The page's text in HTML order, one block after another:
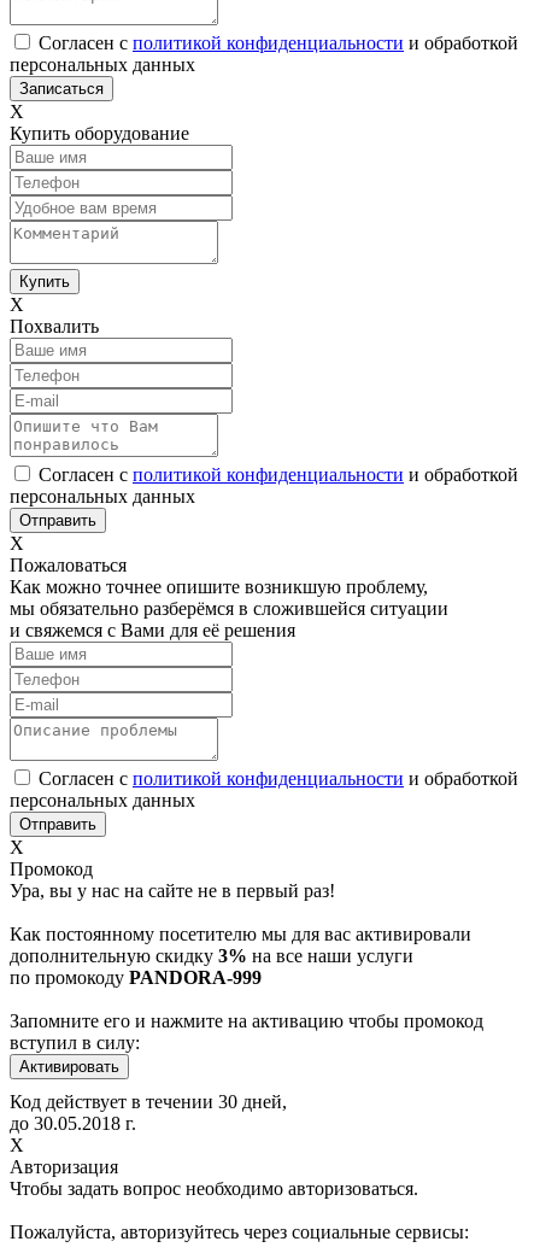
Согласен с политикой конфиденциальности и обработкой
персональных данных
Х
Купить оборудование
Х
Похвалить
Согласен с политикой конфиденциальности и обработкой
персональных данных
Х
Пожаловаться
Как можно точнее опишите возникшую проблему,
мы обязательно разберёмся в сложившейся ситуации
и свяжемся с Вами для её решения
Согласен с политикой конфиденциальности и обработкой
персональных данных
Х
Промокод
Ура, вы у нас на сайте не в первый раз!
Как постоянному посетителю мы для вас активировали
дополнительную скидку 3% на все наши услуги
по промокоду PANDORA-999
Запомните его и нажмите на активацию чтобы промокод
вступил в силу:
Код действует в течении 30 дней,
до 30.05.2018 г.
Х
Авторизация
Чтобы задать вопрос необходимо авторизоваться.
Пожалуйста, авторизуйтесь через социальные сервисы: